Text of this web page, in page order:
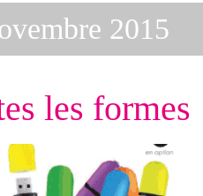
2015
les formes